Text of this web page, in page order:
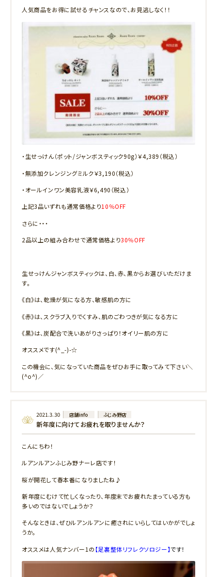
人気商品をお得に試せるチャンスなので、お見逃しなく！！
・生せっけん（ポット/ジャンボスティック90g）￥4,389（税込）
・無添加クレンジングミルク￥3,190（税込）
・オールインワン美容乳液￥6,490（税込）
上記3品いずれも通常価格より10％OFF
さらに・・・
2品以上の組み合わせで通常価格より30％OFF
生せっけんジャンボスティックは、白、赤、黒からお選びいただけま
す。
《白》は、乾燥が気になる方、敏感肌の方に
《赤》は、スクラブ入りでくすみ、肌のごわつきが気になる方に
《黒》は、炭配合で洗いあがりさっぱり！オイリー肌の方に
オススメです(^_-)-☆
この機会に、気になっていた商品をぜひお手に取ってみて下さい＼
(^o^)／
2021.3.30 店舗info ふじみ野店
新年度に向けてお疲れを取りませんか？
こんにちわ！
ルアンルアンふじみ野ナーレ店です！
桜が開花して春本番になりましたね♪
新年度にむけて忙しくなったり、年度末でお疲れたまっている方も
多いのではないでしょうか？
そんなときは、ぜひルアンルアンに癒されにいらしてはいかがでしょ
うか。
オススメは人気ナンバー1の 【足裏整体リフレクソロジー】です！